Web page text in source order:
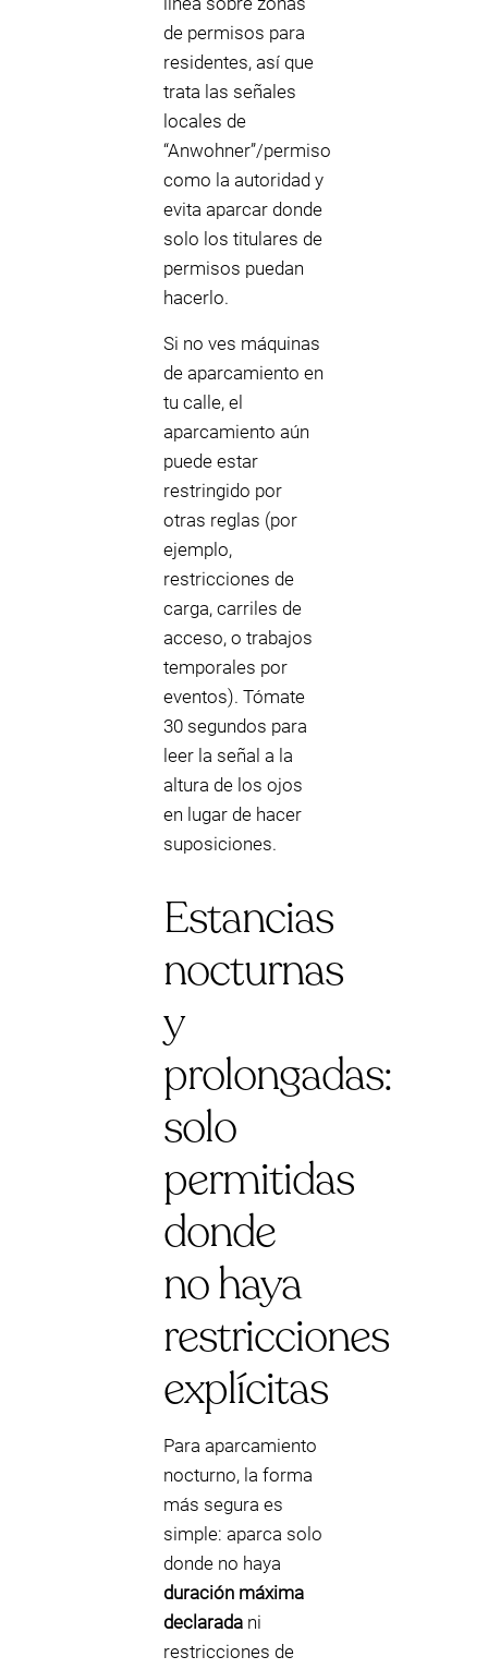
de permisos para
residentes, así que
trata las señales
locales de
“Anwohner”/permiso
como la autoridad y
evita aparcar donde
solo los titulares de
permisos puedan
hacerlo.
Si no ves máquinas
de aparcamiento en
tu calle, el
aparcamiento aún
puede estar
restringido por
otras reglas (por
ejemplo,
restricciones de
carga, carriles de
acceso, o trabajos
temporales por
eventos). Tómate
30 segundos para
leer la señal a la
altura de los ojos
en lugar de hacer
suposiciones.
Estancias
nocturnas
y
prolongadas:
solo
permitidas
donde
no haya
restricciones
explícitas
Para aparcamiento
nocturno, la forma
más segura es
simple: aparca solo
donde no haya
duración máxima
declarada ni
restricciones de